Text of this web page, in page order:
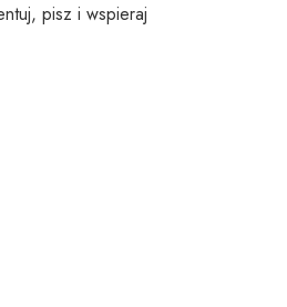
pisz i wspieraj